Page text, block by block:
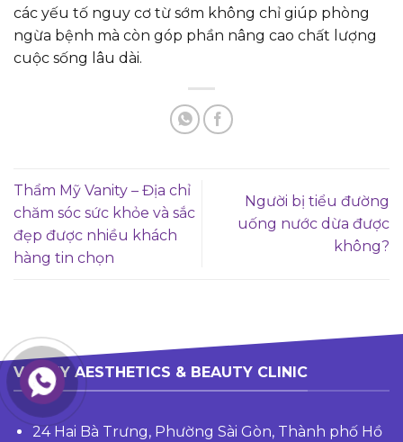
các yếu tố nguy cơ từ sớm không chỉ giúp phòng
ngừa bệnh mà còn góp phần nâng cao chất lượng
cuộc sống lâu dài.
Thẩm Mỹ Vanity – Địa chỉ
chăm sóc sức khỏe và sắc
đẹp được nhiều khách
hàng tin chọn
Người bị tiểu đường
uống nước dừa được
không?
VANITY AESTHETICS & BEAUTY CLINIC
24 Hai Bà Trưng, Phường Sài Gòn, Thành phố Hồ